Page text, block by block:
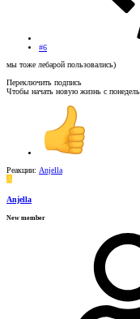
#6
мы тоже лебарой пользовались)
Переключить подпись
Чтобы начать новую жизнь с
Реакции: Anjella
A
Anjella
New member